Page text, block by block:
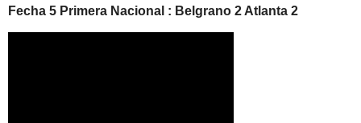
Fecha 5 Primera Nacional : Belgrano 2 Atlanta 2